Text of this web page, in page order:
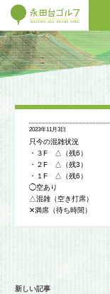
2023年11月3日
只今の混雑状況
・３F △（残6）
・２F △（残3）
・１F △（残6）
◯空あり
△混雑（空き打席）
✕満席（待ち時間）
新しい記事